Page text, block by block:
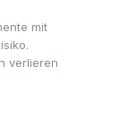
mit
verlieren